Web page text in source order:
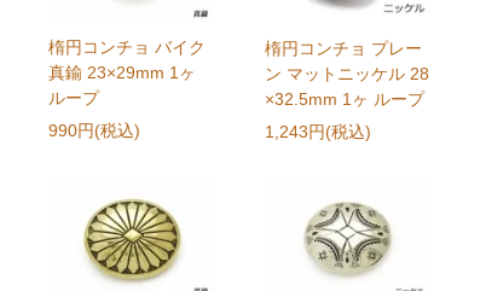
楕円コンチョ バイク
真鍮 23×29mm 1ヶ
ループ
990円(税込)
楕円コンチョ プレー
ン マットニッケル 28
×32.5mm 1ヶ ループ
1,243円(税込)